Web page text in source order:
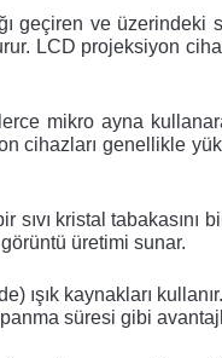
geçiren ve üzerindeki
LCD projeksiyon
mikro ayna
cihazları genellikle
kristal tabakasını
üretimi sunar.
ışık kaynakları
süresi gibi